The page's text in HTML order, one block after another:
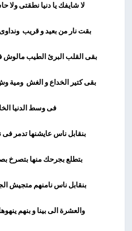
لا شايفك يا دنيا نطقتى ولا
بقت نار من بعيد و قريب
بقى القلب البرئ الطيب مالوش
بقى كتير الخداع و الغش ومية
فى وسط الدنيا
بنقابل ناس عايشنها تدمر
بتطلع بجرحك منها بتصرخ
بنقابل ناس نامنهم متجيش
والعشرة الى بينا و بنهم